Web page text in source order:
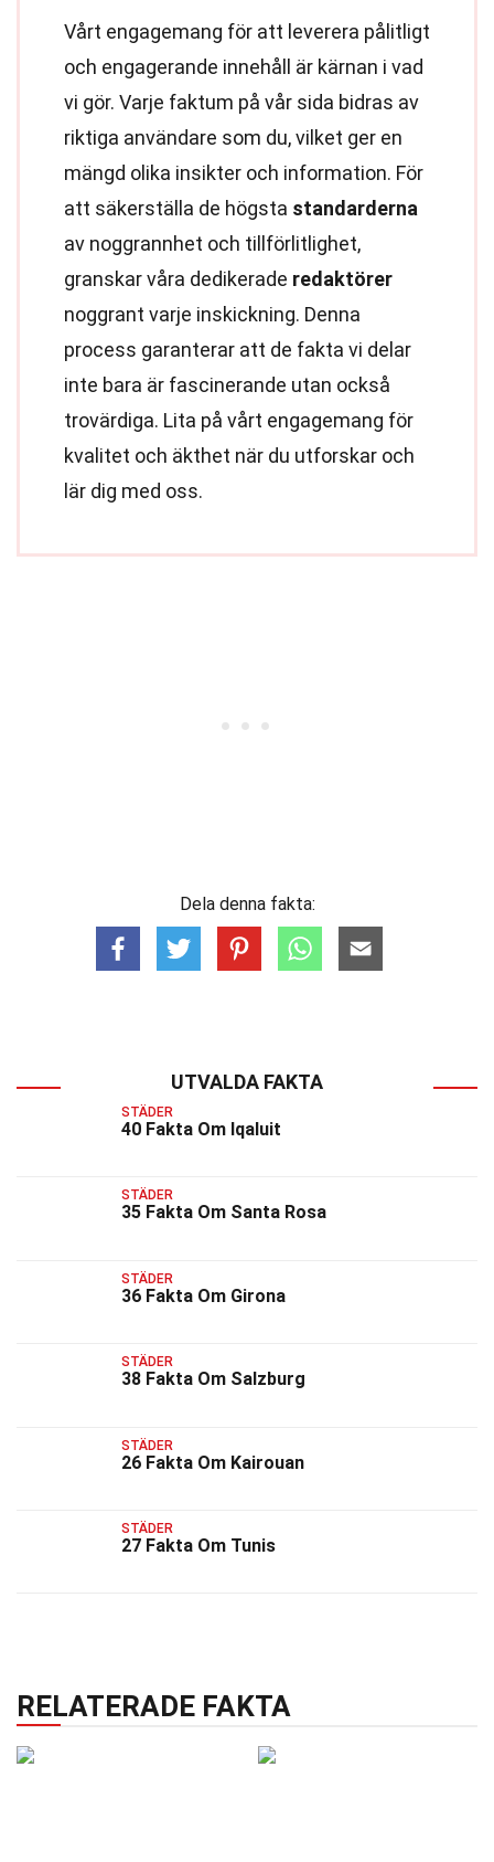
Vårt engagemang för att leverera pålitligt
och engagerande innehåll är kärnan i vad
vi gör. Varje faktum på vår sida bidras av
riktiga användare som du, vilket ger en
mängd olika insikter och information. För
att säkerställa de högsta standarderna
av noggrannhet och tillförlitlighet,
granskar våra dedikerade redaktörer
noggrant varje inskickning. Denna
process garanterar att de fakta vi delar
inte bara är fascinerande utan också
trovärdiga. Lita på vårt engagemang för
kvalitet och äkthet när du utforskar och
lär dig med oss.
Dela denna fakta:
UTVALDA FAKTA
STÄDER
40 Fakta Om Iqaluit
STÄDER
35 Fakta Om Santa Rosa
STÄDER
36 Fakta Om Girona
STÄDER
38 Fakta Om Salzburg
STÄDER
26 Fakta Om Kairouan
STÄDER
27 Fakta Om Tunis
RELATERADE FAKTA